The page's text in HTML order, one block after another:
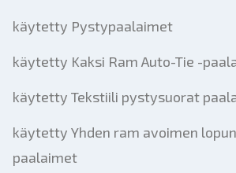
käytetty Pystypaalaimet
käytetty Kaksi Ram Auto-Tie -
käytetty Tekstiili pystysuorat
käytetty Yhden ram avoimen
paalaimet